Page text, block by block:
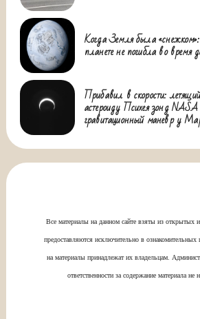
Когда Земля была
планете не погибла во время
Прибавил в скорости:
астероиду Психея зонд
гравитационный маневр у
Все материалы на данном сайте взяты из открытых
предоставляются исключительно в ознакомительных
на материалы принадлежат их владельцам.
ответственности за содержание материала не